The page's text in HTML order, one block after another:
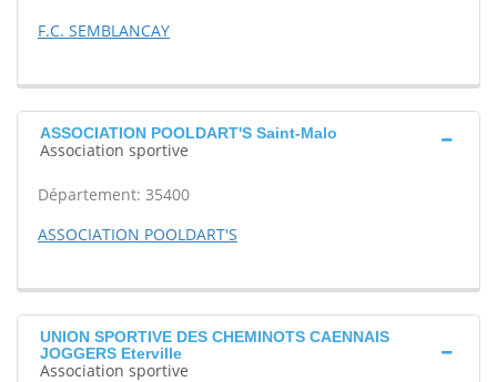
F.C. SEMBLANCAY
ASSOCIATION POOLDART'S Saint-Malo
Association sportive
Département: 35400
ASSOCIATION POOLDART'S
UNION SPORTIVE DES CHEMINOTS CAENNAIS
JOGGERS Eterville
Association sportive